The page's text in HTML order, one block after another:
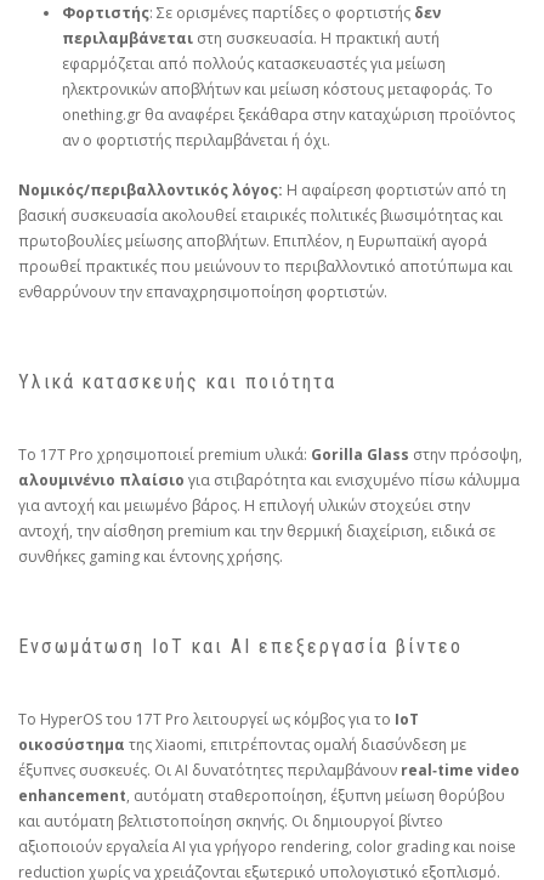
Φορτιστής: Σε ορισμένες παρτίδες ο φορτιστής δεν
περιλαμβάνεται στη συσκευασία. Η πρακτική αυτή
εφαρμόζεται από πολλούς κατασκευαστές για μείωση
ηλεκτρονικών αποβλήτων και μείωση κόστους μεταφοράς. Το
onething.gr θα αναφέρει ξεκάθαρα στην καταχώριση προϊόντος
αν ο φορτιστής περιλαμβάνεται ή όχι.
Νομικός/περιβαλλοντικός λόγος: Η αφαίρεση φορτιστών από τη
βασική συσκευασία ακολουθεί εταιρικές πολιτικές βιωσιμότητας και
πρωτοβουλίες μείωσης αποβλήτων. Επιπλέον, η Ευρωπαϊκή αγορά
προωθεί πρακτικές που μειώνουν το περιβαλλοντικό αποτύπωμα και
ενθαρρύνουν την επαναχρησιμοποίηση φορτιστών.
Υλικά κατασκευής και ποιότητα
Το 17T Pro χρησιμοποιεί premium υλικά: Gorilla Glass στην πρόσοψη,
αλουμινένιο πλαίσιο για στιβαρότητα και ενισχυμένο πίσω κάλυμμα
για αντοχή και μειωμένο βάρος. Η επιλογή υλικών στοχεύει στην
αντοχή, την αίσθηση premium και την θερμική διαχείριση, ειδικά σε
συνθήκες gaming και έντονης χρήσης.
Ενσωμάτωση IoT και AI επεξεργασία βίντεο
Το HyperOS του 17T Pro λειτουργεί ως κόμβος για το IoT
οικοσύστημα της Xiaomi, επιτρέποντας ομαλή διασύνδεση με
έξυπνες συσκευές. Οι AI δυνατότητες περιλαμβάνουν real‑time video
enhancement, αυτόματη σταθεροποίηση, έξυπνη μείωση θορύβου
και αυτόματη βελτιστοποίηση σκηνής. Οι δημιουργοί βίντεο
αξιοποιούν εργαλεία AI για γρήγορο rendering, color grading και noise
reduction χωρίς να χρειάζονται εξωτερικό υπολογιστικό εξοπλισμό.